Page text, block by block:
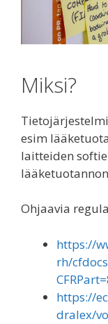
Miksi?
esim
laitteiden
Ohjaavia
https://
rh/
https://
dralex/